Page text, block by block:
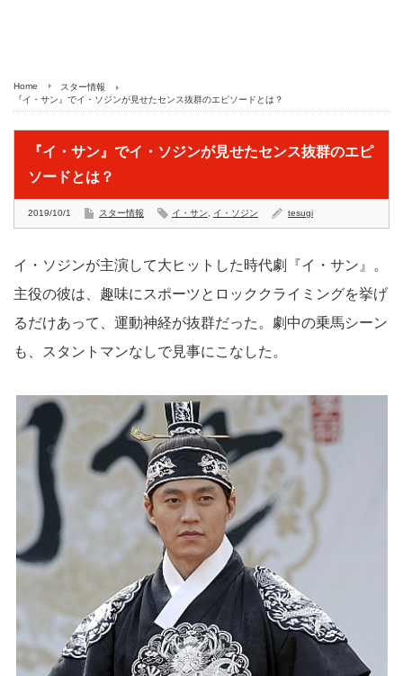
Home
スター情報
『イ・サン』でイ・ソジンが見せたセンス抜群のエピソードとは？
『イ・サン』でイ・ソジンが見せたセンス抜群のエピ
ソードとは？
2019/10/1 スター情報 イ・サン イ・ソジン tesugi
イ・ソジンが主演して大ヒットした時代劇『イ・サン』。
主役の彼は、趣味にスポーツとロッククライミングを挙げ
るだけあって、運動神経が抜群だった。劇中の乗馬シーン
も、スタントマンなしで見事にこなした。